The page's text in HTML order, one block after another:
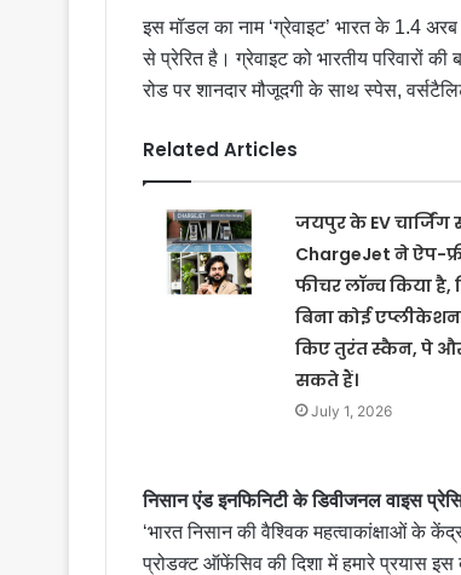
इस मॉडल का नाम ‘ग्रेवाइट’ भारत के 1.4 अरब
से प्रेरित है। ग्रेवाइट को भारतीय परिवारों
रोड पर शानदार मौजूदगी के साथ स्पेस,
Related Articles
जयपुर के EV चार्जिंग
ChargeJet ने ऐप-
फीचर लॉन्च किया है,
बिना कोई
किए तुरंत स्कैन, पे
सकते हैं।
July 1, 2026
निसान एंड इनफिनिटी के डिवीजनल वाइस
‘भारत निसान की वैश्विक महत्वाकांक्षाओं के
प्रोडक्ट ऑफेंसिव की दिशा में हमारे प्रयास